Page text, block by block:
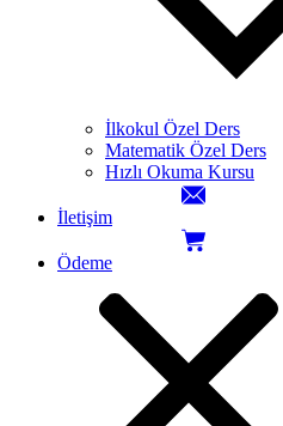
İlkokul Özel Ders
Matematik Özel Ders
Hızlı Okuma Kursu
İletişim
Ödeme